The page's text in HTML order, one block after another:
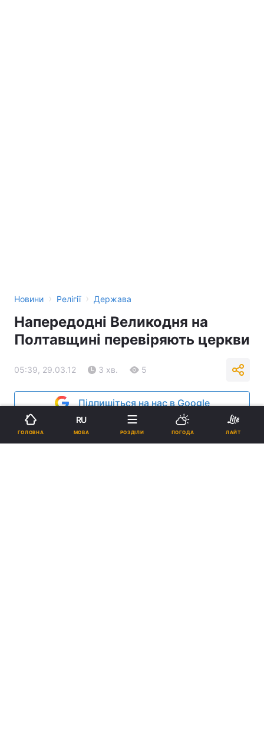
Новини › Релігії › Держава
Напередодні Великодня на
Полтавщині перевіряють церкви
05:39, 29.03.12 3 хв. 5
Підпишіться на нас в Google
Реклама
ГОЛОВНА
RU
МОВА РОЗДІЛИ ПОГОДА ЛАЙТ